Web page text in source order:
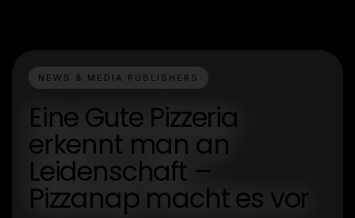
NEWS & MEDIA PUBLISHERS
Eine Gute Pizzeria
erkennt man an
Leidenschaft –
Pizzanap macht es vor